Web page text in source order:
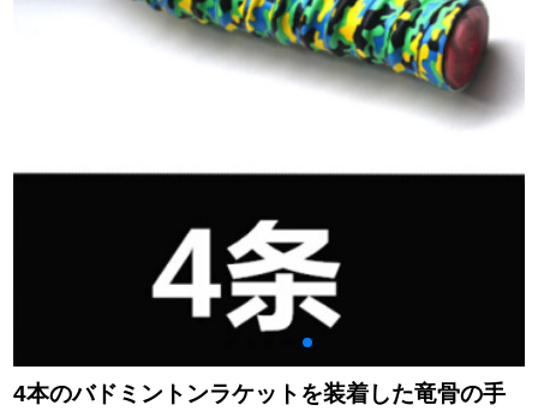
4本のバドミントンラケットを装着した竜骨の手